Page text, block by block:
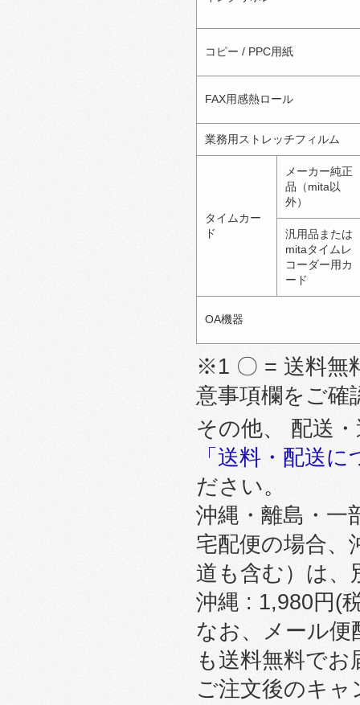
コピー / PPC用紙
FAX用感熱ロール
業務用ストレッチフィルム
タイムカー
ド
メーカー純正
品（mita以
外）
汎用品または
mitaタイムレ
コーダー用カ
ード
OA機器
※1 〇 = 送料無
意事項欄をご確
その他、 配送
「送料・配送
ださい。
沖縄・離島・一
宅配便の場合、
道も含む）は、
沖縄 : 1,980円(
なお、メール便
も送料無料で
ご注文後のキ